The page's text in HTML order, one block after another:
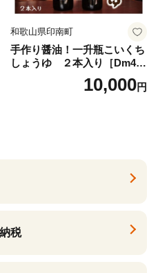
和歌山県印南町
手作り醤油！一升瓶こいくち
しょうゆ ２本入り［Dm4］
｜手作り 醤油 和歌山県 印南
町 一升瓶 こいくちしょうゆ
10,000円
税